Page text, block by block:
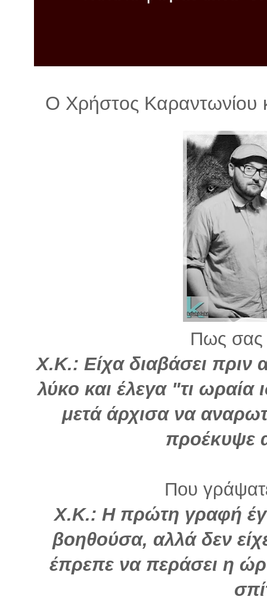
Ο Χρήστος Καραντωνίου
Πως σας
Χ.Κ.: Είχα διαβάσει πριν
λύκο και έλεγα "τι ωραία
μετά άρχισα να
προέκυψε
Που
Χ.Κ.: Η πρώτη γραφή
βοηθούσα, αλλά δεν
έπρεπε να περάσει η